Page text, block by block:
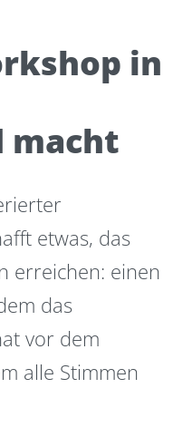
in
macht
etwas, das
erreichen: einen
das
vor dem
alle Stimmen